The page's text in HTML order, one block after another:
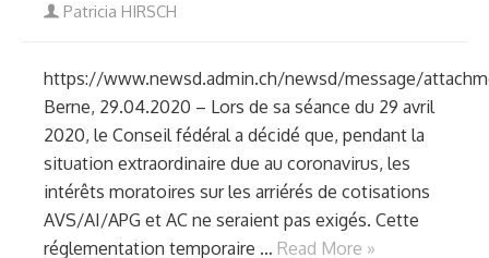
Author
Patricia HIRSCH
https://www.newsd.admin.ch/newsd/message/
Berne, 29.04.2020 – Lors de sa séance du 29 avril
2020, le Conseil fédéral a décidé que, pendant la
situation extraordinaire due au coronavirus, les
intérêts moratoires sur les arriérés de cotisations
AVS/AI/APG et AC ne seraient pas exigés. Cette
réglementation temporaire … Read More »